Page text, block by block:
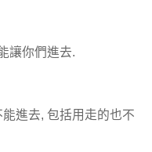
讓你們進去.
進去, 包括用走的也不